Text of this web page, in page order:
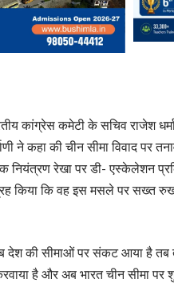
कांग्रेस कमेटी के सचिव राजेश
ने कहा की चीन सीमा विवाद पर
नियंत्रण रेखा पर डी- एस्केलेशन
किया कि वह इस मसले पर सख्त
देश की सीमाओं पर संकट आया है तब
है और अब भारत चीन सीमा पर